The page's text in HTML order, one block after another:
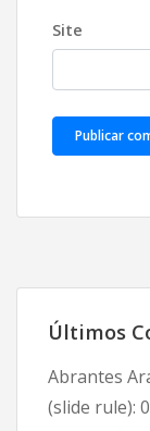
Site
Últimos
Abrantes
(slide rule):